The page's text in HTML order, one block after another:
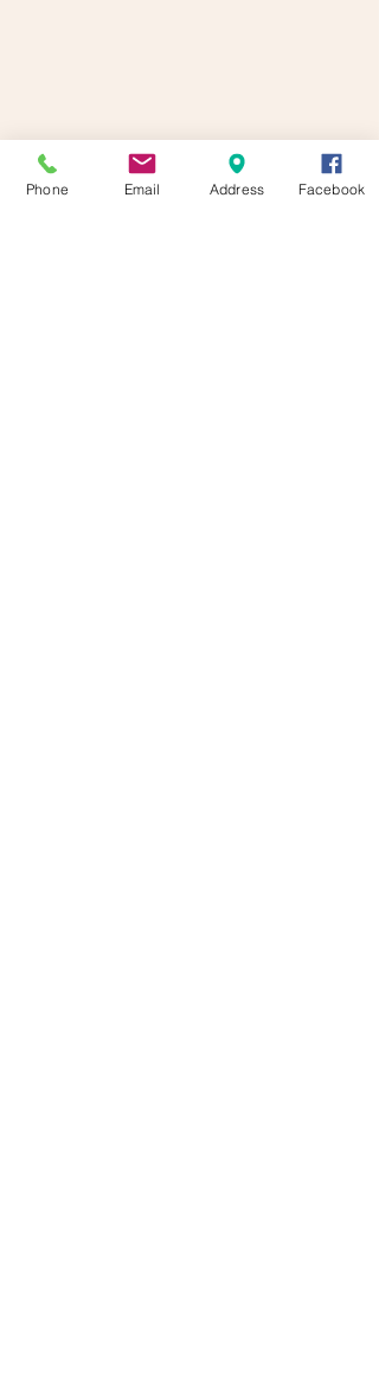
Phone Email Address Facebook